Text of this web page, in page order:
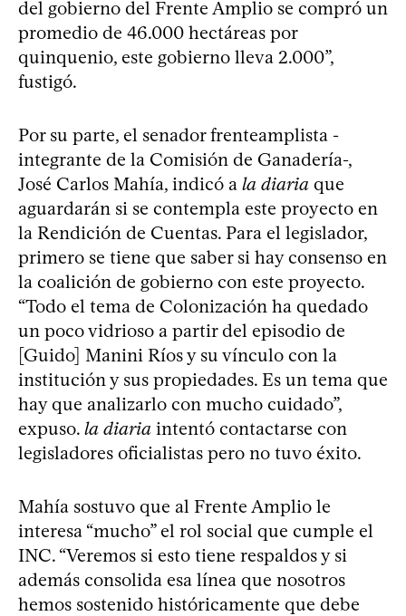
del gobierno del Frente Amplio se compró un
promedio de 46.000 hectáreas por
quinquenio, este gobierno lleva 2.000”,
fustigó.
Por su parte, el senador frenteamplista -
integrante de la Comisión de Ganadería-,
José Carlos Mahía, indicó a la diaria que
aguardarán si se contempla este proyecto en
la Rendición de Cuentas. Para el legislador,
primero se tiene que saber si hay consenso en
la coalición de gobierno con este proyecto.
“Todo el tema de Colonización ha quedado
un poco vidrioso a partir del episodio de
[Guido] Manini Ríos y su vínculo con la
institución y sus propiedades. Es un tema que
hay que analizarlo con mucho cuidado”,
expuso. la diaria intentó contactarse con
legisladores oficialistas pero no tuvo éxito.
Mahía sostuvo que al Frente Amplio le
interesa “mucho” el rol social que cumple el
INC. “Veremos si esto tiene respaldos y si
además consolida esa línea que nosotros
hemos sostenido históricamente que debe